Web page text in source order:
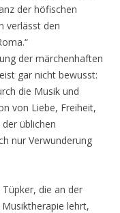
der höfischen
verlässt den
der märchenhaften
gar nicht bewusst:
die Musik und
von Liebe, Freiheit,
üblichen
nur Verwunderung
die an der
lehrt,